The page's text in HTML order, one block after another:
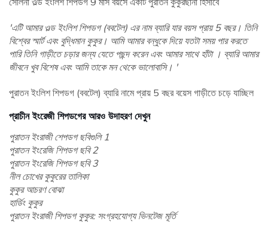
'এটি আমার ওল্ড ইংলিশ শিপডগ (ববটেল) এর নাম ব্যারি যার বয়স প্রায় 5 বছর। তিনি
বিশ্বের স্মার্ট এবং বুদ্ধিমান কুকুর। আমি আমার বন্ধুকে দিয়ে যতটা সময় পার করতে
পারি তিনি গাড়ীতে চড়ার জন্য যেতে পছন্দ করেন এবং আমার সাথে হাঁটা । ব্যারি আমার
জীবনে খুব বিশেষ এবং আমি তাকে মন থেকে ভালোবাসি। '
পুরাতন ইংলিশ শিপডগ (ববটেল) ব্যারি নামে প্রায় 5 বছর বয়েস গাড়ীতে চড়ে যাচ্ছিল
প্রাচীন ইংরেজী শিপডগের আরও উদাহরণ দেখুন
পুরাতন ইংরাজী শেপডগ ছবিগুলি 1
পুরাতন ইংরেজি শিপডগ ছবি 2
পুরাতন ইংরেজি শিপডগ ছবি 3
নীল চোখের কুকুরের তালিকা
কুকুর আচরণ বোঝা
হার্ডিং কুকুর
পুরাতন ইংরাজী শিপডগ কুকুর: সংগ্রহযোগ্য ভিনটেজ মূর্তি